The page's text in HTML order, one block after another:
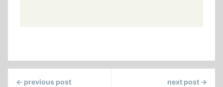
Continue
← previous post
next post →